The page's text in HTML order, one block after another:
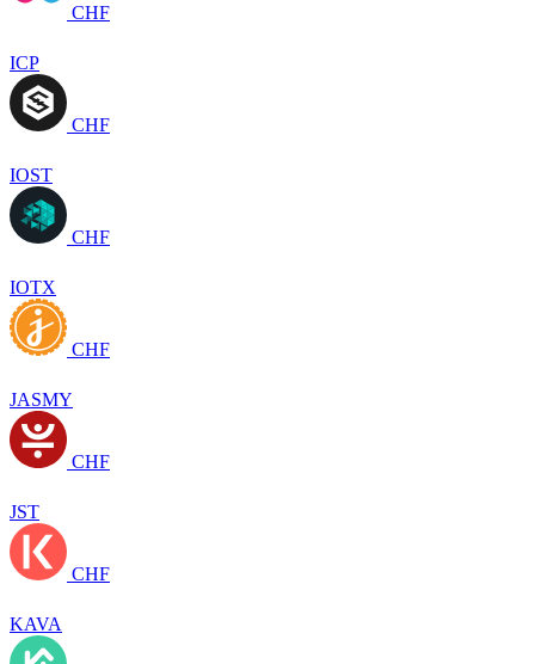
CHF
ICP
CHF
IOST
CHF
IOTX
CHF
JASMY
CHF
JST
CHF
KAVA